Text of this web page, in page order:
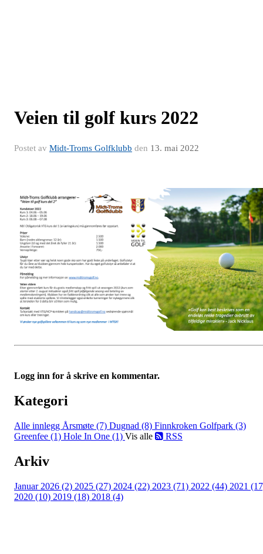
Veien til golf kurs 2022
Postet av Midt-Troms Golfklubb den 13. mai 2022
Logg inn for å skrive en kommentar.
Kategori
Alle innlegg Årsmøte (7) Dugnad (8) Finnkroken Golfpark (3)
Greenfee (1) Hole In One (1) Vis alle RSS
Arkiv
Januar 2026 (2) 2025 (27) 2024 (22) 2023 (71) 2022 (44) 2021
2020 (10) 2019 (18) 2018 (4)